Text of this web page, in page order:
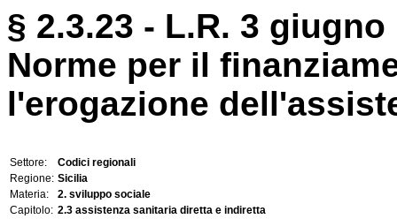
§ 2.3.23 - L.R. 3 giugno
Norme per il
l'erogazione
Settore:
Codici regionali
Regione: Sicilia
Materia:
2. sviluppo sociale
Capitolo: 2.3 assistenza sanitaria diretta e indiretta